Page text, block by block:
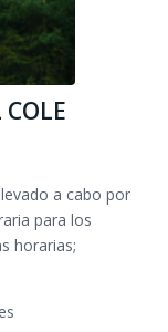
a cabo por
para los
horarias;